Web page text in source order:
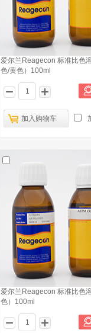
爱尔兰Reagecon 标准比色
色/黄色）100ml
加入购物车
爱尔兰Reagecon 标准比色
色）100ml